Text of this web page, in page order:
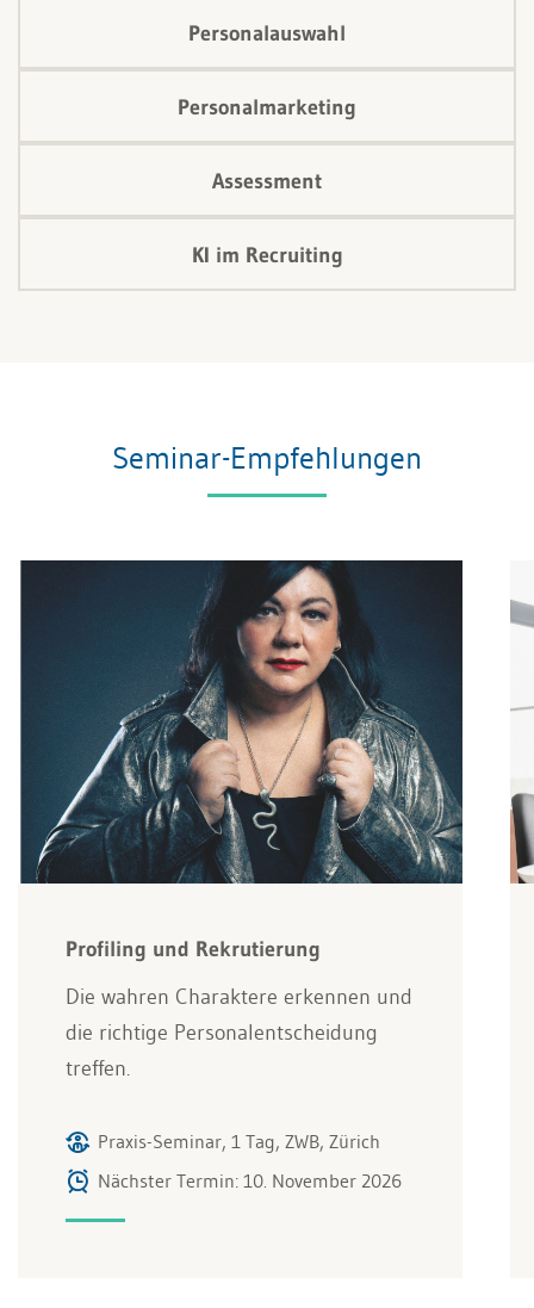
Personalauswahl
Personalmarketing
Assessment
KI im Recruiting
Seminar-Empfehlungen
Profiling und Rekrutierung
Die wahren Charaktere erkennen und
die richtige Personalentscheidung
treffen.
Praxis-Seminar, 1 Tag, ZWB, Zürich
Nächster Termin: 10. November 2026